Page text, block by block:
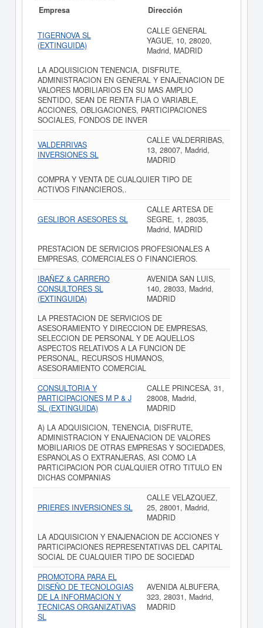
Empresa Dirección
TIGERNOVA SL
(EXTINGUIDA)
CALLE GENERAL
YAGUE, 10, 28020,
Madrid, MADRID
LA ADQUISICION TENENCIA, DISFRUTE,
ADMINISTRACION EN GENERAL Y ENAJENACION DE
VALORES MOBILIARIOS EN SU MAS AMPLIO
SENTIDO, SEAN DE RENTA FIJA O VARIABLE,
ACCIONES, OBLIGACIONES, PARTICIPACIONES
SOCIALES, FONDOS DE INVER
VALDERRIVAS
INVERSIONES SL
CALLE VALDERRIBAS,
13, 28007, Madrid,
MADRID
COMPRA Y VENTA DE CUALQUIER TIPO DE
ACTIVOS FINANCIEROS,.
GESLIBOR ASESORES SL
CALLE ARTESA DE
SEGRE, 1, 28035,
Madrid, MADRID
PRESTACION DE SERVICIOS PROFESIONALES A
EMPRESAS, COMERCIALES O FINANCIEROS.
IBAÑEZ & CARRERO
CONSULTORES SL
(EXTINGUIDA)
AVENIDA SAN LUIS,
140, 28033, Madrid,
MADRID
LA PRESTACION DE SERVICIOS DE
ASESORAMIENTO Y DIRECCION DE EMPRESAS,
SELECCION DE PERSONAL Y DE AQUELLOS
ASPECTOS RELATIVOS A LA FUNCION DE
PERSONAL, RECURSOS HUMANOS,
ASESORAMIENTO COMERCIAL
CONSULTORIA Y
PARTICIPACIONES M P & J
SL (EXTINGUIDA)
CALLE PRINCESA, 31,
28008, Madrid,
MADRID
A) LA ADQUISICION, TENENCIA, DISFRUTE,
ADMINISTRACION Y ENAJENACION DE VALORES
MOBILIARIOS DE OTRAS EMPRESAS Y SOCIEDADES,
ESPANOLAS O EXTRANJERAS, ASI COMO LA
PARTICIPACION POR CUALQUIER OTRO TITULO EN
DICHAS COMPANIAS
PRIERES INVERSIONES SL
CALLE VELAZQUEZ,
25, 28001, Madrid,
MADRID
LA ADQUISICION Y ENAJENACION DE ACCIONES Y
PARTICIPACIONES REPRESENTATIVAS DEL CAPITAL
SOCIAL DE CUALQUIER TIPO DE SOCIEDAD
PROMOTORA PARA EL
DISEÑO DE TECNOLOGIAS
DE LA INFORMACION Y
TECNICAS ORGANIZATIVAS
SL
AVENIDA ALBUFERA,
323, 28031, Madrid,
MADRID